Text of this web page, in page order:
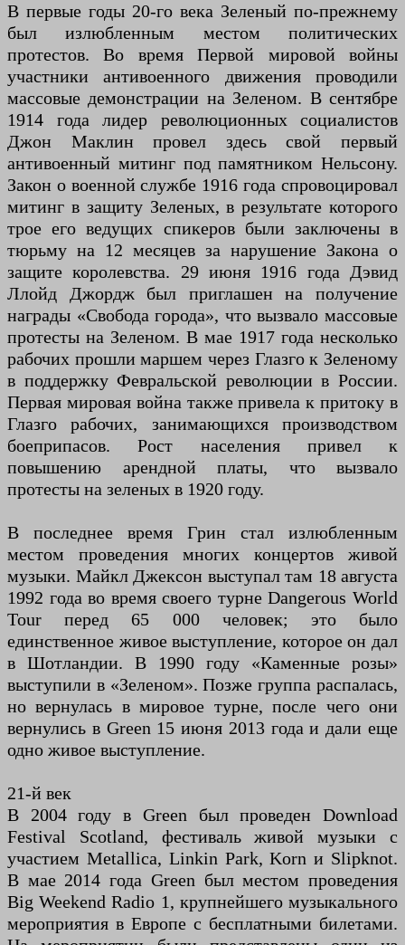
В первые годы 20-го века Зеленый по-прежнему
был излюбленным местом политических
протестов. Во время Первой мировой войны
участники антивоенного движения проводили
массовые демонстрации на Зеленом. В сентябре
1914 года лидер революционных социалистов
Джон Маклин провел здесь свой первый
антивоенный митинг под памятником Нельсону.
Закон о военной службе 1916 года спровоцировал
митинг в защиту Зеленых, в результате которого
трое его ведущих спикеров были заключены в
тюрьму на 12 месяцев за нарушение Закона о
защите королевства. 29 июня 1916 года Дэвид
Ллойд Джордж был приглашен на получение
награды «Свобода города», что вызвало массовые
протесты на Зеленом. В мае 1917 года несколько
рабочих прошли маршем через Глазго к Зеленому
в поддержку Февральской революции в России.
Первая мировая война также привела к притоку в
Глазго рабочих, занимающихся производством
боеприпасов. Рост населения привел к
повышению арендной платы, что вызвало
протесты на зеленых в 1920 году.
В последнее время Грин стал излюбленным
местом проведения многих концертов живой
музыки. Майкл Джексон выступал там 18 августа
1992 года во время своего турне Dangerous World
Tour перед 65 000 человек; это было
единственное живое выступление, которое он дал
в Шотландии. В 1990 году «Каменные розы»
выступили в «Зеленом». Позже группа распалась,
но вернулась в мировое турне, после чего они
вернулись в Green 15 июня 2013 года и дали еще
одно живое выступление.
21-й век
В 2004 году в Green был проведен Download
Festival Scotland, фестиваль живой музыки с
участием Metallica, Linkin Park, Korn и Slipknot.
В мае 2014 года Green был местом проведения
Big Weekend Radio 1, крупнейшего музыкального
мероприятия в Европе с бесплатными билетами.